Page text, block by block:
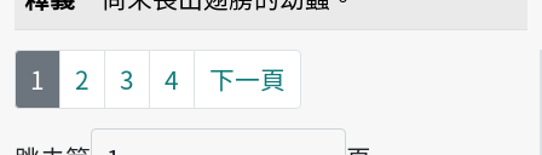
第
1 2 3 4 下一頁